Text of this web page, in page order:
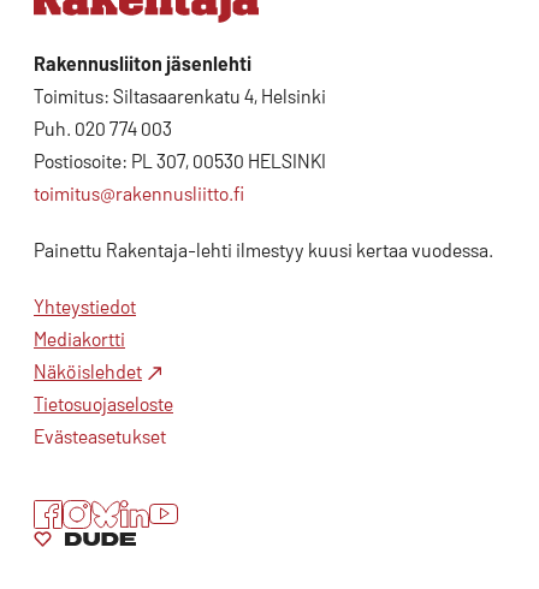
Rakennusliiton jäsenlehti
Toimitus: Siltasaarenkatu 4, Helsinki
Puh. 020 774 003
Postiosoite: PL 307, 00530 HELSINKI
toimitus@rakennusliitto.fi
Painettu Rakentaja-lehti ilmestyy kuusi kertaa vuodessa.
Yhteystiedot
Mediakortti
Näköislehdet
Tietosuojaseloste
Evästeasetukset
Facebook
Instagram
BlueskyLinkedIn
YouTube